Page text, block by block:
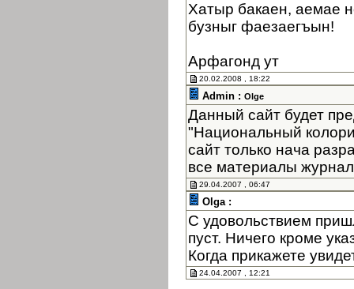
Хатыр бакаен, аемае
бузныг фаезаегъын!
Арфагонд ут
20.02.2008 , 18:22
Admin : Olge
Данный сайт будет
"Национальный
сайт только нача
все материалы
29.04.2007 , 06:47
Olga :
С удовольствием
пуст. Ничего кроме
Когда прикажете
24.04.2007 , 12:21